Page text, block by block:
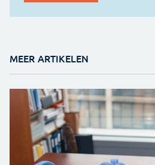
MEER ARTIKELEN